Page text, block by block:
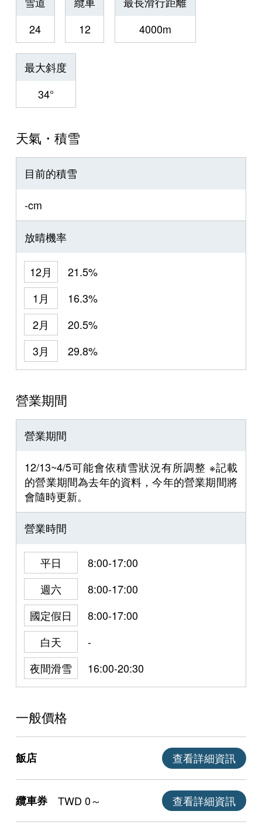
24
12
4000m
最大斜度
34°
天氣・積雪
目前的積雪
-cm
放晴機率
12月
21.5%
1月
16.3%
2月
20.5%
3月
29.8%
營業期間
營業期間
12/13~4/5可能會依積雪狀況有所調整 ※記載
的營業期間為去年的資料，今年的營業期間將
會隨時更新。
營業時間
平日
8:00-17:00
週六
8:00-17:00
國定假日
8:00-17:00
白天
-
夜間滑雪
16:00-20:30
一般價格
飯店 查看詳細資訊
纜車券 TWD 0～ 查看詳細資訊